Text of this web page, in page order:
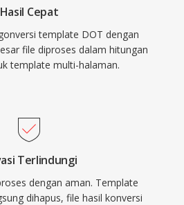
Hasil Cepat
template DOT dengan
file diproses dalam hitungan
template multi-halaman.
Terlindungi
dengan aman. Template
dihapus, file hasil konversi